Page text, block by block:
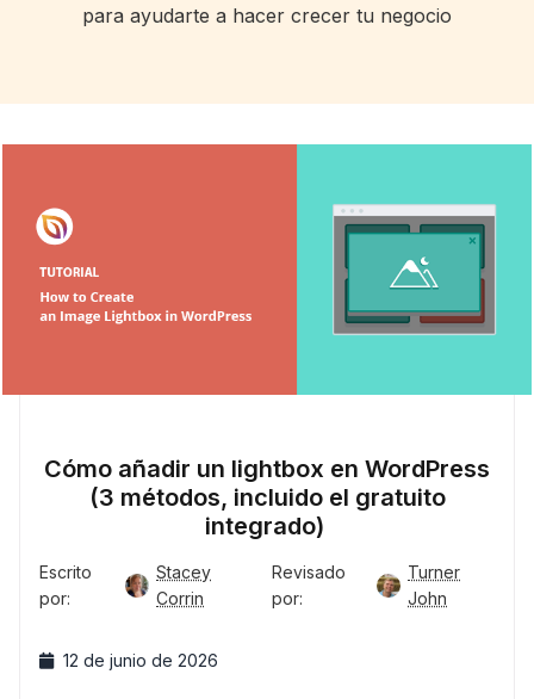
para ayudarte a hacer crecer tu negocio
Cómo añadir un lightbox en WordPress
(3 métodos, incluido el gratuito
integrado)
Escrito
por:
Stacey
Corrin
Revisado
por:
Turner
John
12 de junio de 2026